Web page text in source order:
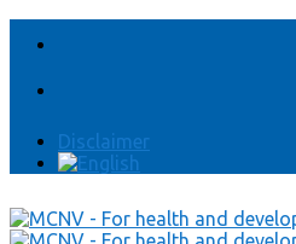
Disclaimer